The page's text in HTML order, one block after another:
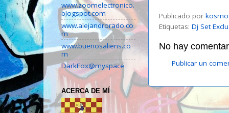
Publicado por
Etiquetas: Dj Set
No hay
Publicar un
www.zoomelectronico.
blogspot.com
www.alejandrorado.co
m
www.buenosaliens.co
m
DarkFox@myspace
ACERCA DE MÍ